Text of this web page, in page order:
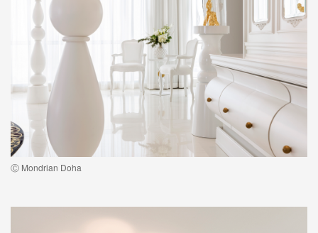
Ⓒ Mondrian Doha